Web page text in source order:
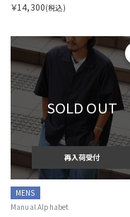
￥14,300(税込)
SOLD OUT
再入荷受付
MENS
Manual Alphabet